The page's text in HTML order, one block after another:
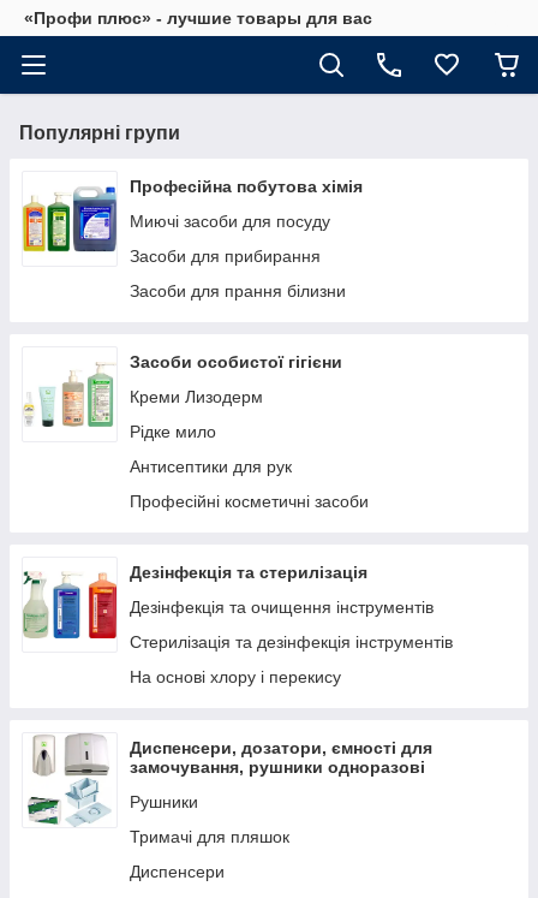
«Профи плюс» - лучшие товары для вас
Популярні групи
Професійна побутова хімія
Миючі засоби для посуду
Засоби для прибирання
Засоби для прання білизни
Засоби особистої гігієни
Креми Лизодерм
Рідке мило
Антисептики для рук
Професійні косметичні засоби
Дезінфекція та стерилізація
Дезінфекція та очищення інструментів
Стерилізація та дезінфекція інструментів
На основі хлору і перекису
Диспенсери, дозатори, ємності для
замочування, рушники одноразові
Рушники
Тримачі для пляшок
Диспенсери